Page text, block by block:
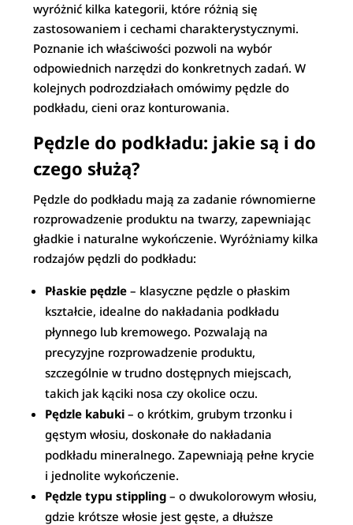
wyróżnić kilka kategorii, które różnią się
zastosowaniem i cechami charakterystycznymi.
Poznanie ich właściwości pozwoli na wybór
odpowiednich narzędzi do konkretnych zadań. W
kolejnych podrozdziałach omówimy pędzle do
podkładu, cieni oraz konturowania.
Pędzle do podkładu: jakie są i do
czego służą?
Pędzle do podkładu mają za zadanie równomierne
rozprowadzenie produktu na twarzy, zapewniając
gładkie i naturalne wykończenie. Wyróżniamy kilka
rodzajów pędzli do podkładu:
Płaskie pędzle – klasyczne pędzle o płaskim
kształcie, idealne do nakładania podkładu
płynnego lub kremowego. Pozwalają na
precyzyjne rozprowadzenie produktu,
szczególnie w trudno dostępnych miejscach,
takich jak kąciki nosa czy okolice oczu.
Pędzle kabuki – o krótkim, grubym trzonku i
gęstym włosiu, doskonałe do nakładania
podkładu mineralnego. Zapewniają pełne krycie
i jednolite wykończenie.
Pędzle typu stippling – o dwukolorowym włosiu,
gdzie krótsze włosie jest gęste, a dłuższe